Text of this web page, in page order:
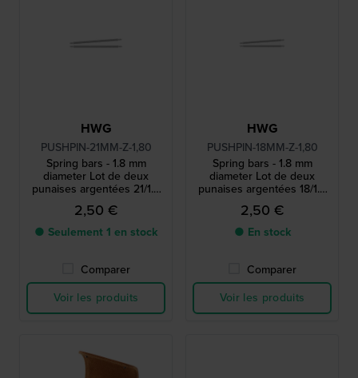
HWG
PUSHPIN-21MM-Z-1,80
Spring bars - 1.8 mm
diameter Lot de deux
punaises argentées 21/1.8
mm
2,50 €
● Seulement 1 en stock
Comparer
Voir les produits
HWG
PUSHPIN-18MM-Z-1,80
Spring bars - 1.8 mm
diameter Lot de deux
punaises argentées 18/1.8
mm
2,50 €
● En stock
Comparer
Voir les produits